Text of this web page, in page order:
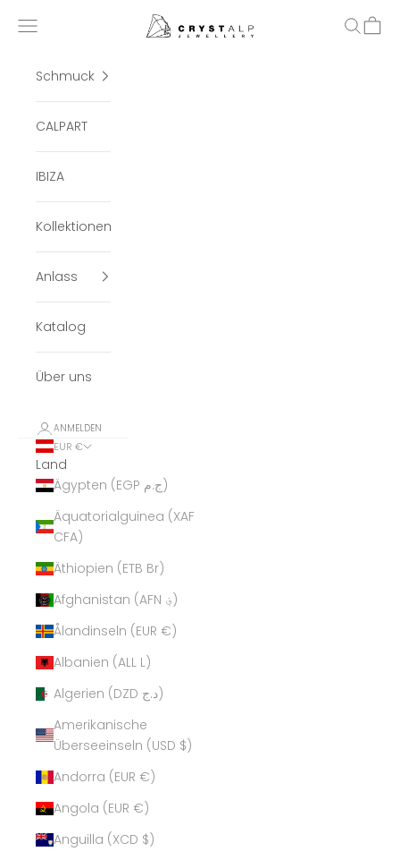
crystalpjewelry
Menü Suchen
Schmuck
CALPART
IBIZA
Kollektionen
Anlass
Katalog
Über uns
ANMELDEN
EUR €
Land
Ägypten (EGP ج.م)
Äquatorialguinea (XAF
CFA)
Äthiopien (ETB Br)
Afghanistan (AFN ؋)
Ålandinseln (EUR €)
Albanien (ALL L)
Algerien (DZD د.ج)
Amerikanische
Überseeinseln (USD $)
Andorra (EUR €)
Angola (EUR €)
Anguilla (XCD $)